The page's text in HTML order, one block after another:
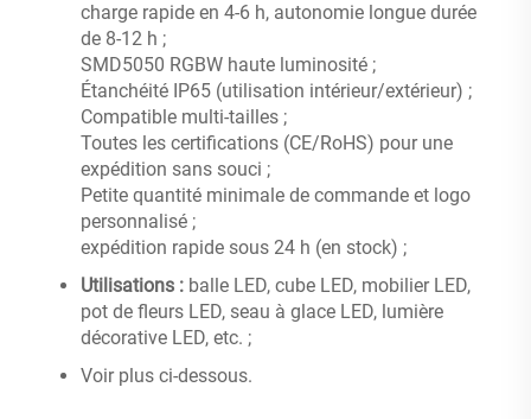
charge rapide en 4-6 h, autonomie longue durée
de 8-12 h ;
SMD5050 RGBW haute luminosité ;
Étanchéité IP65 (utilisation intérieur/extérieur) ;
Compatible multi-tailles ;
Toutes les certifications (CE/RoHS) pour une
expédition sans souci ;
Petite quantité minimale de commande et logo
personnalisé ;
expédition rapide sous 24 h (en stock) ;
Utilisations : balle LED, cube LED, mobilier LED,
pot de fleurs LED, seau à glace LED, lumière
décorative LED, etc. ;
Voir plus ci-dessous.